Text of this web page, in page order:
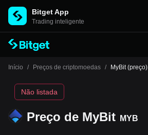
Bitget App
Trading inteligente
Início / Preços de criptomoedas / MyBit (preço)
Preço de MyBit MYB
Não listada